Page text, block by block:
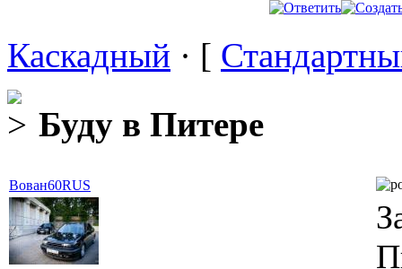
Каскадный · [
Буду в Питере
Вован60RUS